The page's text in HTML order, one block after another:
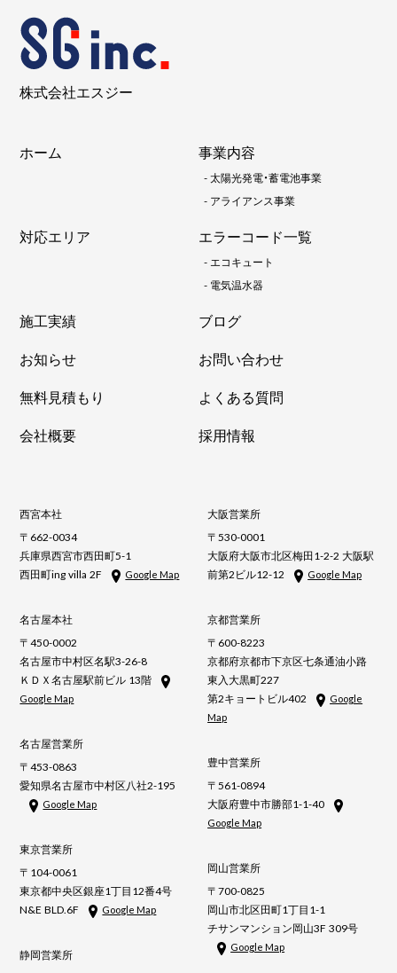
株式会社エスジー
ホーム 事業内容
-太陽光発電・蓄電池事業
- アライアンス事業
対応エリア エラーコード一覧
-エコキュート
- 電気温水器
施工実績
ブログ
お知らせ
お問い合わせ
無料見積もり
よくある質問
会社概要
採用情報
西宮本社
〒662-0034
兵庫県西宮市西田町5-1
西田町ing villa 2F
Google Map
名古屋本社
〒450-0002
名古屋市中村区名駅3-26-8
ＫＤＸ名古屋駅前ビル 13階
Google Map
名古屋営業所
〒453-0863
愛知県名古屋市中村区八社2-195
Google Map
東京営業所
〒104-0061
東京都中央区銀座1丁目12番4号
N&E BLD.6F
Google Map
静岡営業所
大阪営業所
〒530-0001
大阪府大阪市北区梅田1-2-2 大阪駅
前第2ビル12-12
Google Map
京都営業所
〒600-8223
京都府京都市下京区七条通油小路
東入大黒町227
第2キョートビル402
Google
Map
豊中営業所
〒561-0894
大阪府豊中市勝部1-1-40
Google Map
岡山営業所
〒700-0825
岡山市北区田町1丁目1-1
チサンマンション岡山3F 309号
Google Map